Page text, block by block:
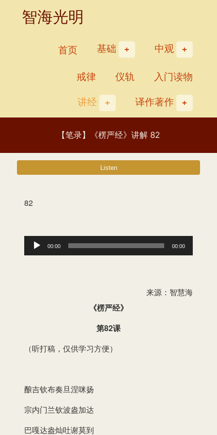
智海光明
首页 基础
中观
戒律
仪轨
入门读物
讲经
译作著作
【笔录】《楞严经》讲解 82
82
频
00:00 00:00
来源：智慧海
《楞严经》
第82课
（听打稿，仅供学习方便）
酿吉钦布奏旦涅咪扬
宗内门兰钦波盎加达
巴嘎达盎灿吐谢莫到